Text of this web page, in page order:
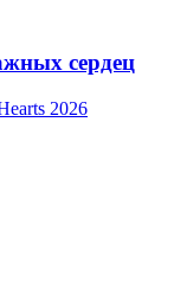
сердец
2026